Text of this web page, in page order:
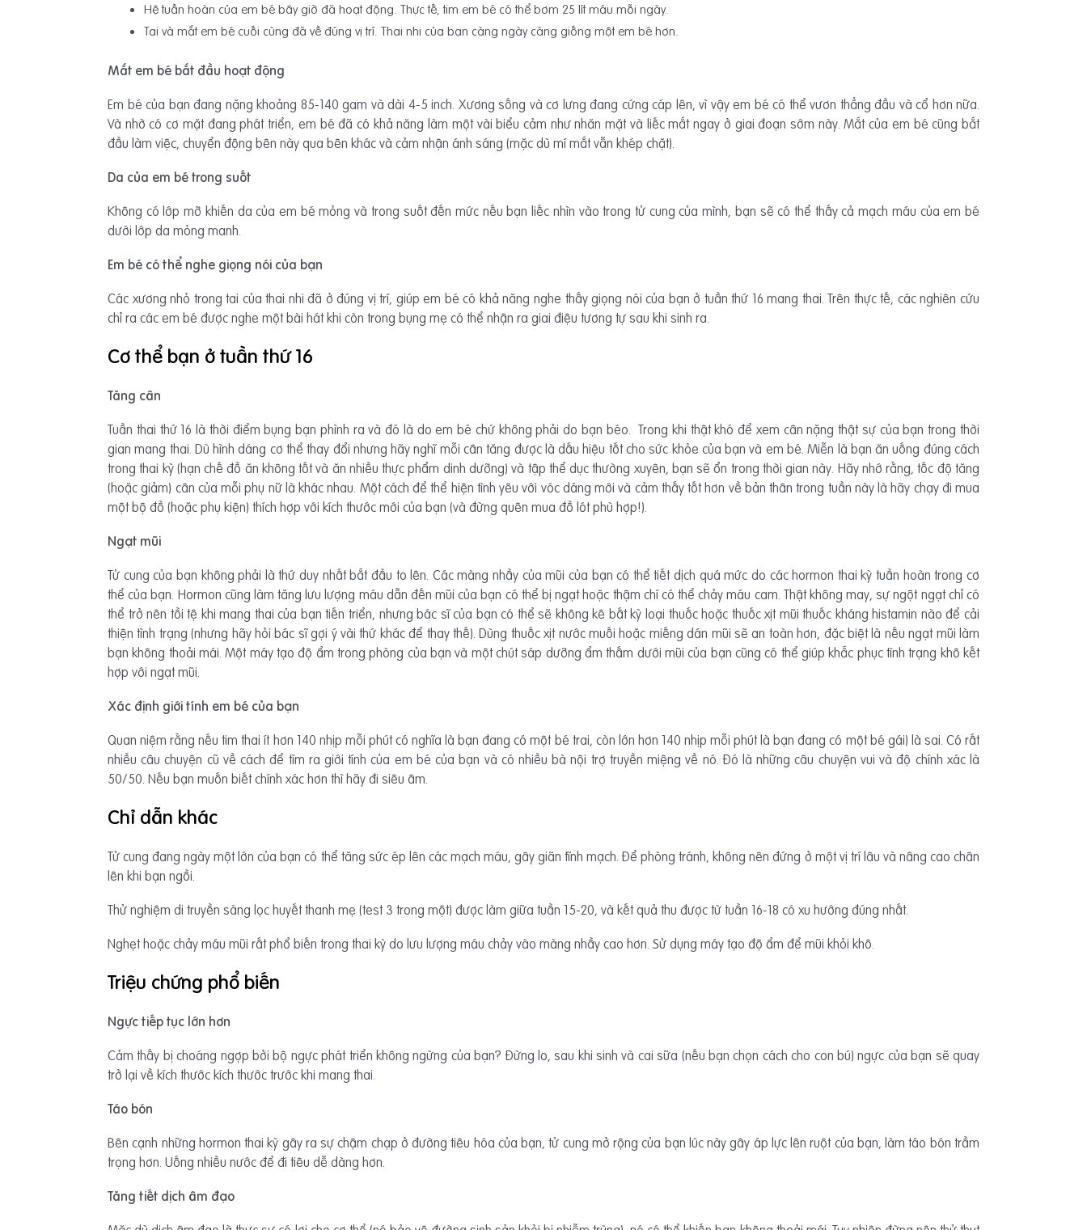
Hệ tuần hoàn của em bé bây giờ đã hoạt động. Thực tế, tim em bé có thể bơm 25 lít máu mỗi ngày.
Tai và mắt em bé cuối cùng đã về đúng vị trí. Thai nhi của bạn càng ngày càng giống một em bé hơn.
Mắt em bé bắt đầu hoạt động
Em bé của bạn đang nặng khoảng 85-140 gam và dài 4-5 inch. Xương sống và cơ lưng đang cứng cáp lên, vì vậy em bé có thể vươn thẳng đầu và cổ hơn nữa.
Và nhờ có cơ mặt đang phát triển, em bé đã có khả năng làm một vài biểu cảm như nhăn mặt và liếc mắt ngay ở giai đoạn sớm này. Mắt của em bé cũng bắt
đầu làm việc, chuyển động bên này qua bên khác và cảm nhận ánh sáng (mặc dù mí mắt vẫn khép chặt).
Da của em bé trong suốt
Không có lớp mỡ khiến da của em bé mỏng và trong suốt đến mức nếu bạn liếc nhìn vào trong tử cung của mình, bạn sẽ có thể thấy cả mạch máu của em bé
dưới lớp da mỏng manh.
Em bé có thể nghe giọng nói của bạn
Các xương nhỏ trong tai của thai nhi đã ở đúng vị trí, giúp em bé có khả năng nghe thấy giọng nói của bạn ở tuần thứ 16 mang thai. Trên thực tế, các nghiên cứu
chỉ ra các em bé được nghe một bài hát khi còn trong bụng mẹ có thể nhận ra giai điệu tương tự sau khi sinh ra.
Cơ thể bạn ở tuần thứ 16
Tăng cân
Tuần thai thứ 16 là thời điểm bụng bạn phình ra và đó là do em bé chứ không phải do bạn béo. Trong khi thật khó để xem cân nặng thật sự của bạn trong thời
gian mang thai. Dù hình dáng cơ thể thay đổi nhưng hãy nghĩ mỗi cân tăng được là dấu hiệu tốt cho sức khỏe của bạn và em bé. Miễn là bạn ăn uống đúng cách
trong thai kỳ (hạn chế đồ ăn không tốt và ăn nhiều thực phẩm dinh dưỡng) và tập thể dục thường xuyên, bạn sẽ ổn trong thời gian này. Hãy nhớ rằng, tốc độ tăng
(hoặc giảm) cân của mỗi phụ nữ là khác nhau. Một cách để thể hiện tình yêu với vóc dáng mới và cảm thấy tốt hơn về bản thân trong tuần này là hãy chạy đi mua
một bộ đồ (hoặc phụ kiện) thích hợp với kích thước mới của bạn (và đừng quên mua đồ lót phù hợp!).
Ngạt mũi
Tử cung của bạn không phải là thứ duy nhất bắt đầu to lên. Các màng nhầy của mũi của bạn có thể tiết dịch quá mức do các hormon thai kỳ tuần hoàn trong cơ
thể của bạn. Hormon cũng làm tăng lưu lượng máu dẫn đến mũi của bạn có thể bị ngạt hoặc thậm chí có thể chảy máu cam. Thật không may, sự ngột ngạt chỉ có
thể trở nên tồi tệ khi mang thai của bạn tiến triển, nhưng bác sĩ của bạn có thể sẽ không kê bất kỳ loại thuốc hoặc thuốc xịt mũi thuốc kháng histamin nào để cải
thiện tình trạng (nhưng hãy hỏi bác sĩ gợi ý vài thứ khác để thay thế). Dùng thuốc xịt nước muối hoặc miếng dán mũi sẽ an toàn hơn, đặc biệt là nếu ngạt mũi làm
bạn không thoải mái. Một máy tạo độ ẩm trong phòng của bạn và một chút sáp dưỡng ẩm thấm dưới mũi của bạn cũng có thể giúp khắc phục tình trạng khô kết
hợp với ngạt mũi.
Xác định giới tính em bé của bạn
Quan niệm rằng nếu tim thai ít hơn 140 nhịp mỗi phút có nghĩa là bạn đang có một bé trai, còn lớn hơn 140 nhịp mỗi phút là bạn đang có một bé gái) là sai. Có rất
nhiều câu chuyện cũ về cách để tìm ra giới tính của em bé của bạn và có nhiều bà nội trợ truyền miệng về nó. Đó là những câu chuyện vui và độ chính xác là
50/50. Nếu bạn muốn biết chính xác hơn thì hãy đi siêu âm.
Chỉ dẫn khác
Tử cung đang ngày một lớn của bạn có thể tăng sức ép lên các mạch máu, gây giãn tĩnh mạch. Để phòng tránh, không nên đứng ở một vị trí lâu và nâng cao chân
lên khi bạn ngồi.
Thử nghiệm di truyền sàng lọc huyết thanh mẹ (test 3 trong một) được làm giữa tuần 15-20, và kết quả thu được từ tuần 16-18 có xu hướng đúng nhất.
Nghẹt hoặc chảy máu mũi rất phổ biến trong thai kỳ do lưu lượng máu chảy vào màng nhầy cao hơn. Sử dụng máy tạo độ ẩm để mũi khỏi khô.
Triệu chứng phổ biến
Ngực tiếp tục lớn hơn
Cảm thấy bị choáng ngợp bởi bộ ngực phát triển không ngừng của bạn? Đừng lo, sau khi sinh và cai sữa (nếu bạn chọn cách cho con bú) ngực của bạn sẽ quay
trở lại về kích thước kích thước trước khi mang thai.
Táo bón
Bên cạnh những hormon thai kỳ gây ra sự chậm chạp ở đường tiêu hóa của bạn, tử cung mở rộng của bạn lúc này gây áp lực lên ruột của bạn, làm táo bón trầm
trọng hơn. Uống nhiều nước để đi tiêu dễ dàng hơn.
Tăng tiết dịch âm đạo